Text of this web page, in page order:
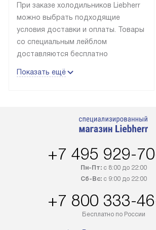
При заказе холодильников Liebherr
можно выбрать подходящие
условия доставки и оплаты. Товары
со специальным лейблом
доставляются бесплатно
до подъезда, выезд за МКАД
в течение трех дней. Доставка
регионы осуществляется через
100% предоплаты наша компания
до представительства
транспортной компании в городе
Показать ещё
+7 495 929-
Пн-Пт:с 8:00 до 22:00
Сб-Вс:с 9:00 до 22:00
+7 800 333-
Бесплатно по России